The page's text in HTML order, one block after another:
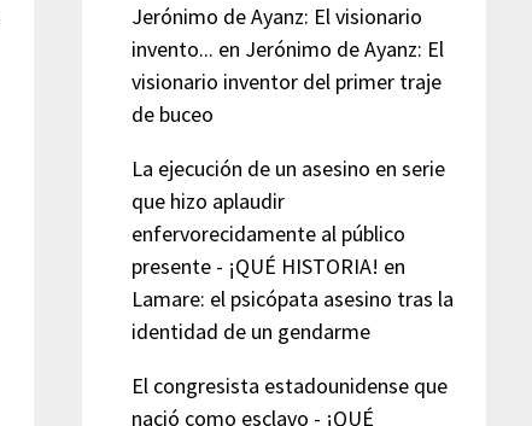
Jerónimo de Ayanz: El visionario
invento... en Jerónimo de Ayanz: El
visionario inventor del primer traje
de buceo
La ejecución de un asesino en serie
que hizo aplaudir
enfervorecidamente al público
presente - ¡QUÉ HISTORIA! en
Lamare: el psicópata asesino tras la
identidad de un gendarme
El congresista estadounidense que
nació como esclavo - ¡QUÉ